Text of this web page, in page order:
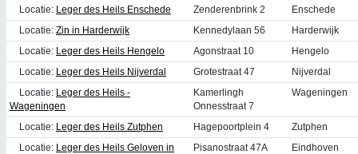
Locatie: Leger des Heils Enschede Zenderenbrink 2
Enschede
Locatie: Zin in Harderwijk Kennedylaan 56
Harderwijk
Locatie: Leger des Heils Hengelo Agonstraat 10
Hengelo
Locatie: Leger des Heils Nijverdal Grotestraat 47
Nijverdal
Locatie: Leger des Heils -
Wageningen
Kamerlingh
Onnesstraat 7
Wageningen
Locatie: Leger des Heils Zutphen Hagepoortplein 4
Zutphen
Locatie: Leger des Heils Geloven in
Pisanostraat 47A Eindhoven